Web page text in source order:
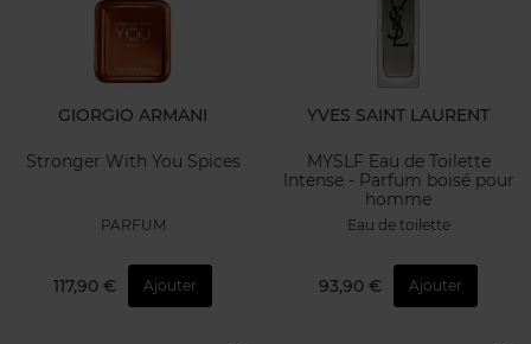
GIORGIO ARMANI
Stronger With You Spices
PARFUM
117,90 € Ajouter
YVES SAINT LAURENT
MYSLF Eau de Toilette
Intense - Parfum boisé pour
homme
Eau de toilette
93,90 € Ajouter